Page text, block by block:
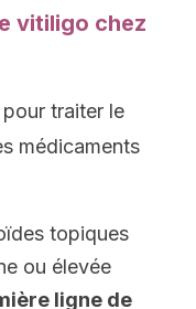
vitiligo chez
traiter le
médicaments
topiques
ou élevée
ligne de